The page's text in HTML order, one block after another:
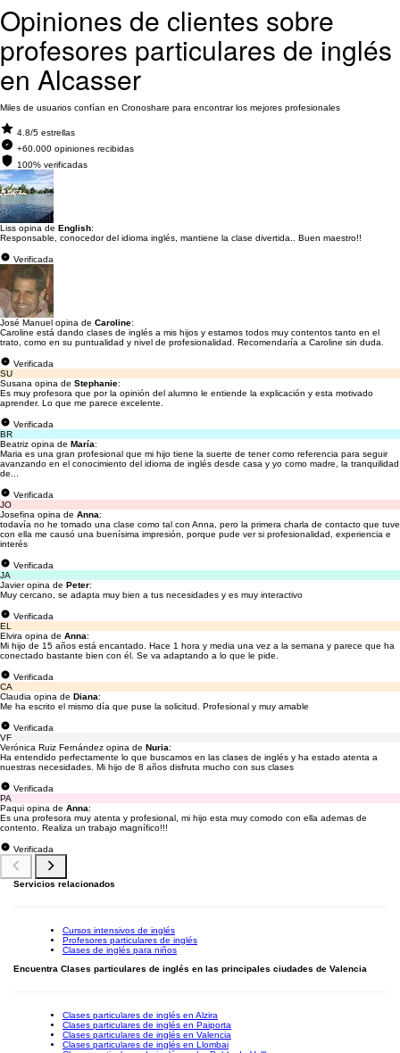
Opiniones de clientes sobre
profesores particulares de inglés
en Alcasser
Miles de usuarios confían en Cronoshare para encontrar los mejores profesionales
4.8/5 estrellas
+60.000 opiniones recibidas
100% verificadas
Liss opina de English:
Responsable, conocedor del idioma inglés, mantiene la clase divertida.. Buen maestro!!
Verificada
José Manuel opina de Caroline:
Caroline está dando clases de inglés a mis hijos y estamos todos muy contentos tanto en el
trato, como en su puntualidad y nivel de profesionalidad. Recomendaría a Caroline sin duda.
Verificada
SU
Susana opina de Stephanie:
Es muy profesora que por la opinión del alumno le entiende la explicación y esta motivado
aprender. Lo que me parece excelente.
Verificada
BR
Beatriz opina de María:
Maria es una gran profesional que mi hijo tiene la suerte de tener como referencia para seguir
avanzando en el conocimiento del idioma de inglés desde casa y yo como madre, la tranquilidad
de...
Verificada
JO
Josefina opina de Anna:
todavía no he tomado una clase como tal con Anna, pero la primera charla de contacto que tuve
con ella me causó una buenísima impresión, porque pude ver si profesionalidad, experiencia e
interés
Verificada
JA
Javier opina de Peter:
Muy cercano, se adapta muy bien a tus necesidades y es muy interactivo
Verificada
EL
Elvira opina de Anna:
Mi hijo de 15 años está encantado. Hace 1 hora y media una vez a la semana y parece que ha
conectado bastante bien con él. Se va adaptando a lo que le pide.
Verificada
CA
Claudia opina de Diana:
Me ha escrito el mismo día que puse la solicitud. Profesional y muy amable
Verificada
VF
Verónica Ruiz Fernández opina de Nuria:
Ha entendido perfectamente lo que buscamos en las clases de inglés y ha estado atenta a
nuestras necesidades. Mi hijo de 8 años disfruta mucho con sus clases
Verificada
PA
Paqui opina de Anna:
Es una profesora muy atenta y profesional, mi hijo esta muy comodo con ella ademas de
contento. Realiza un trabajo magnífico!!!
Verificada
Servicios relacionados
Cursos intensivos de inglés
Profesores particulares de inglés
Clases de inglés para niños
Encuentra Clases particulares de inglés en las principales ciudades de Valencia
Clases particulares de inglés en Alzira
Clases particulares de inglés en Paiporta
Clases particulares de inglés en Valencia
Clases particulares de inglés en Llombai